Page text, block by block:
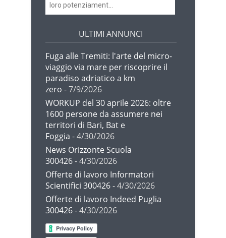
loro potenziament...
ULTIMI ANNUNCI
Fuga alle Tremiti: l'arte del micro-
viaggio via mare per riscoprire il
paradiso adriatico a km
zero - 7/9/2026
WORKUP del 30 aprile 2026: oltre
1600 persone da assumere nei
territori di Bari, Bat e
Foggia - 4/30/2026
News Orizzonte Scuola
300426- 4/30/2026
Offerte di lavoro Informatori
Scientifici 300426- 4/30/2026
Offerte di lavoro Indeed Puglia
300426- 4/30/2026